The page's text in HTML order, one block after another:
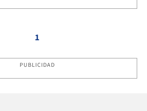
1
PUBLICIDAD